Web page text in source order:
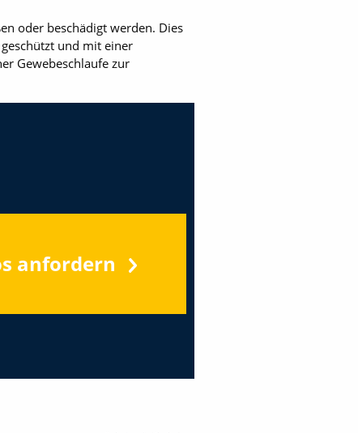
oder beschädigt werden. Dies
und mit einer
Gewebeschlaufe zur
anfordern